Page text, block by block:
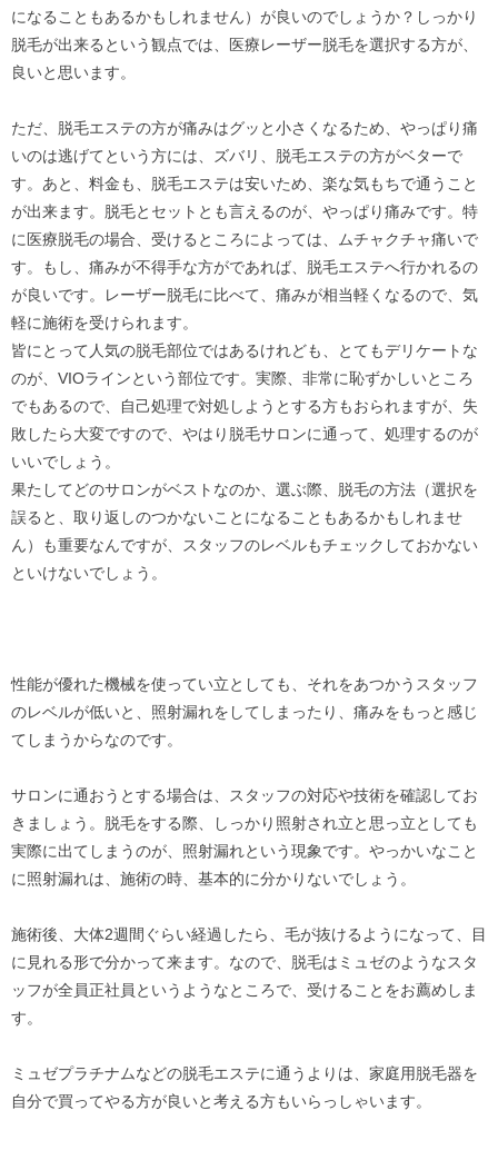
になることもあるかもしれません）が良いのでしょうか？しっかり
脱毛が出来るという観点では、医療レーザー脱毛を選択する方が、
良いと思います。
ただ、脱毛エステの方が痛みはグッと小さくなるため、やっぱり痛
いのは逃げてという方には、ズバリ、脱毛エステの方がベターで
す。あと、料金も、脱毛エステは安いため、楽な気もちで通うこと
が出来ます。脱毛とセットとも言えるのが、やっぱり痛みです。特
に医療脱毛の場合、受けるところによっては、ムチャクチャ痛いで
す。もし、痛みが不得手な方がであれば、脱毛エステへ行かれるの
が良いです。レーザー脱毛に比べて、痛みが相当軽くなるので、気
軽に施術を受けられます。
皆にとって人気の脱毛部位ではあるけれども、とてもデリケートな
のが、VIOラインという部位です。実際、非常に恥ずかしいところ
でもあるので、自己処理で対処しようとする方もおられますが、失
敗したら大変ですので、やはり脱毛サロンに通って、処理するのが
いいでしょう。
果たしてどのサロンがベストなのか、選ぶ際、脱毛の方法（選択を
誤ると、取り返しのつかないことになることもあるかもしれませ
ん）も重要なんですが、スタッフのレベルもチェックしておかない
といけないでしょう。
性能が優れた機械を使ってい立としても、それをあつかうスタッフ
のレベルが低いと、照射漏れをしてしまったり、痛みをもっと感じ
てしまうからなのです。
サロンに通おうとする場合は、スタッフの対応や技術を確認してお
きましょう。脱毛をする際、しっかり照射され立と思っ立としても
実際に出てしまうのが、照射漏れという現象です。やっかいなこと
に照射漏れは、施術の時、基本的に分かりないでしょう。
施術後、大体2週間ぐらい経過したら、毛が抜けるようになって、目
に見れる形で分かって来ます。なので、脱毛はミュゼのようなスタ
ッフが全員正社員というようなところで、受けることをお薦めしま
す。
ミュゼプラチナムなどの脱毛エステに通うよりは、家庭用脱毛器を
自分で買ってやる方が良いと考える方もいらっしゃいます。